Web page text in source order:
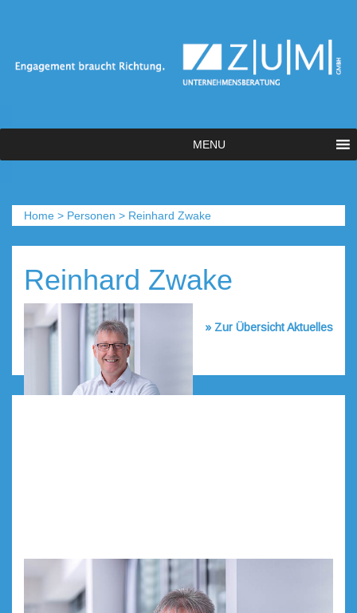
MENU
Home > Personen > Reinhard Zwake
Reinhard Zwake
» Zur Übersicht Aktuelles